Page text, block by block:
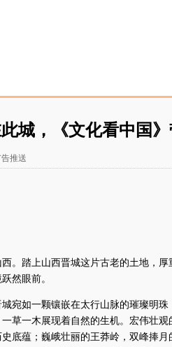
城，《文化看中国
推送
。踏上山西晋城这片古老的土地，
然眼前。
宛如一颗镶嵌在太行山脉的璀璨明
草一木展现着自然的生机。宏伟壮
底蕴；巍峨壮丽的王莽岭，双峰捧